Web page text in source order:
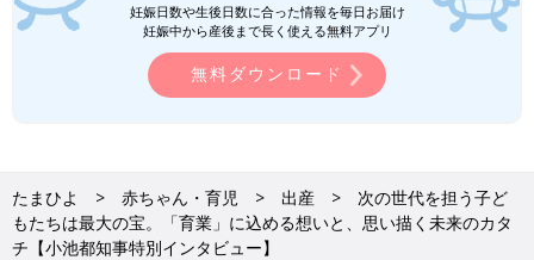
妊娠日数や生後日数に合った情報を毎日お届け
妊娠中から産後まで長く使える無料アプリ
無料ダウンロード
たまひよ 赤ちゃん・育児 出産
次の世代を担う子ど
もたちは最大の宝。「育業」に込める想いと、思い描く未来のカタ
チ【小池都知事特別インタビュー】